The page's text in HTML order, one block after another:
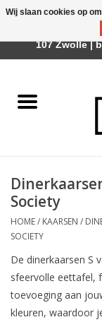
Räder Design Stories
Geurkaarsen
Tafelhaarden
Sfeer voor Buiten
Kaarsenhouders
Society
HOME/ KAARSEN /
SOCIETY
De dinerkaarsen S
sfeervolle eettafel,
toevoeging aan
kleuren, waardoor
Wij slaan cookies op
Afhalen is
107 Zwolle |